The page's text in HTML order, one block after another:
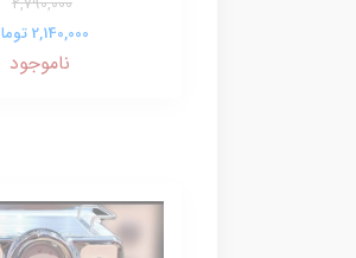
2,140,000 تومان
ناموجود